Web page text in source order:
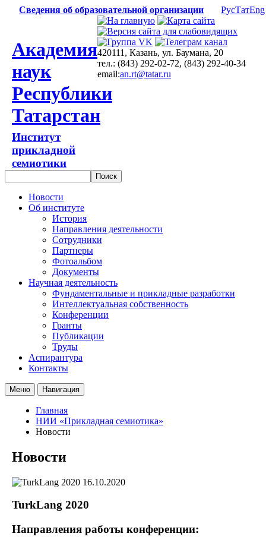
Сведения об образовательной организации РусТатEng
Академия
наук
Республики
Татарстан
Институт
прикладной
семиотики
420111, Казань, ул. Баумана, 20
тел.: (843) 292-02-72, (843) 292-40-34
email:an.rt@tatar.ru
Новости
Об институте
История
Направления деятельности
Сотрудники
Партнеры
Фотоальбом
Документы
Научная деятельность
Фундаментальные и прикладные разработки
Интеллектуальная собственность
Конференции
Гранты
Публикации
Труды
Аспирантура
Контакты
Меню Навигация
Главная
НИИ «Прикладная семиотика»
Новости
Новости
16.10.2020
TurkLang 2020
Направления работы конференции: